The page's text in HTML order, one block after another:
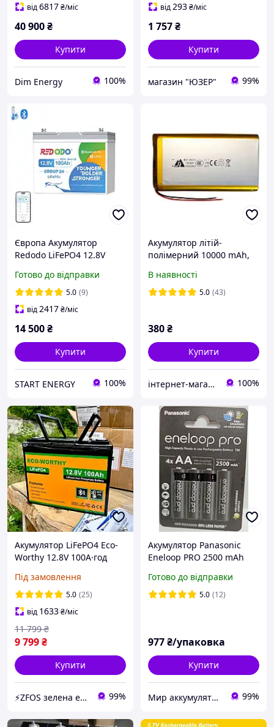
від6817₴/міс
40 900₴
Купити
Dim Energy 100%
від293₴/міс
1 757₴
Купити
магазин "ЮЗЕР" 99%
Європа Акумулятор
Redodo LiFePO4 12.8V
>4000 циклів, літій-залізо-
фосфатна батарея
Bluethooth блютуз
Готово до відправки
5.0 (9)
від2417₴/міс
14 500₴
Купити
START ENERGY 100%
Акумулятор літій-
полімерний 10000 mAh,
В наявності
5.0 (43)
380₴
Купити
інтернет-магазин Alpha Power 100%
Акумулятор LiFePO4 Eco-
Worthy 12.8V 100А·год
BMS, >4000 циклів, літій-
залізо-фосфатна
Під замовлення
5.0 (25)
від 1633₴/міс
9 799₴
11 799 ₴
Купити
⚡ZFOS зелена енергія - джерело альтернативної енергії у кожному будинку України 99%
Акумулятор Panasonic
Eneloop PRO 2500 mAh
Готово до відправки
5.0 (12)
977₴/упаковка
Купити
Мир аккумуляторов 99%